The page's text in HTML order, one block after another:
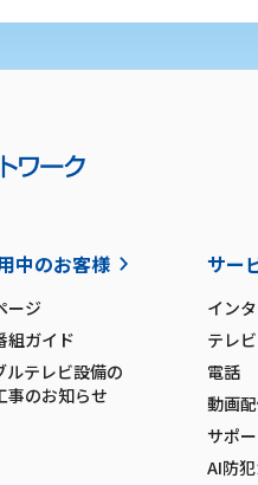
中のお客様
ージ
組ガイド
ルテレビ設備の
事のお知らせ
サー
イン
テレビ
電話
動画
サポ
AI防